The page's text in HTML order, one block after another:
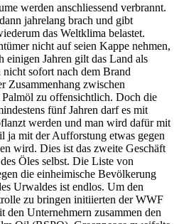
werden anschliessend verbrannt.
jahrelang brach und gibt
das Weltklima belastet.
nicht auf seien Kappe nehmen,
einigen Jahren gilt das Land als
sofort nach dem Brand
Zusammenhang zwischen
zu offensichtlich. Doch die
fünf Jahren darf es mit
werden und man wird dafür mit
mit der Aufforstung etwas gegen
wird. Dies ist das zweite Geschäft
Öles selbst. Die Liste von
die einheimische Bevölkerung
Urwaldes ist endlos. Um den
zu bringen initiierten der WWF
Unternehmern zusammen den